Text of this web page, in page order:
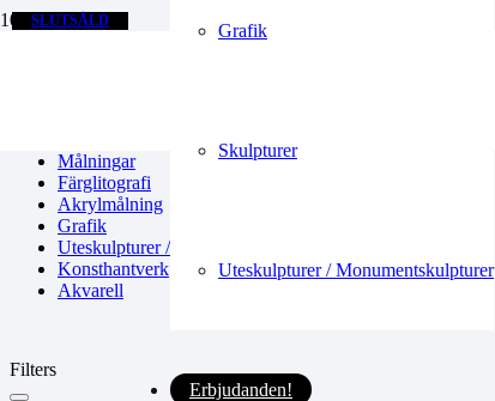
Grafik
Skulpturer
Uteskulpturer / Monumentskulpturer
Erbjudanden!
Målningar
Färglitografi
Akrylmålning
Grafik
Uteskulpturer / Monumentskulpturer
Konsthantverk
Akvarell
Filters
EXKLUSIV
EXKLUSIV
SLUTSÅLD